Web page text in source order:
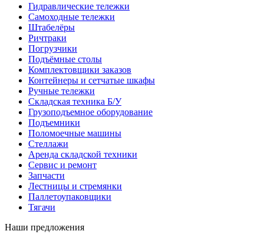
Гидравлические тележки
Самоходные тележки
Штабелёры
Ричтраки
Погрузчики
Подъёмные столы
Комплектовщики заказов
Контейнеры и сетчатые шкафы
Ручные тележки
Складская техника Б/У
Грузоподъемное оборудование
Подъемники
Поломоечные машины
Стеллажи
Аренда складской техники
Сервис и ремонт
Запчасти
Лестницы и стремянки
Паллетоупаковщики
Тягачи
Наши предложения